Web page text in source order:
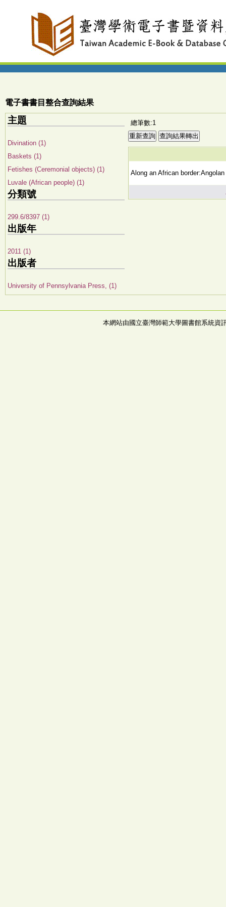
電子書書目整合查詢結果
主題
Divination (1)
Baskets (1)
Fetishes (Ceremonial objects) (1)
Luvale (African people) (1)
分類號
299.6/8397 (1)
出版年
2011 (1)
出版者
University of Pennsylvania Press, (1)
總筆數:1
Along an African
本網站由國立臺灣師範大學圖書館系統資